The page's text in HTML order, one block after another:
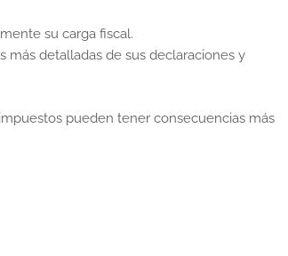
su carga fiscal.
más detalladas de sus declaraciones y
pueden tener consecuencias más